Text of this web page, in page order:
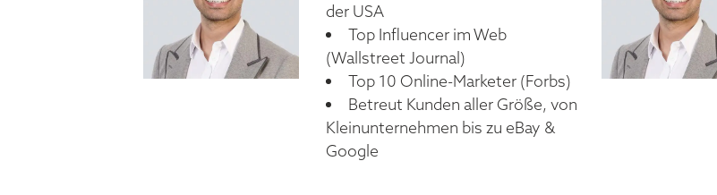
der USA
Top Influencer im Web
(Wallstreet Journal)
Top 10 Online-Marketer (Forbs)
Betreut Kunden aller Größe, von
Kleinunternehmen bis zu eBay &
Google